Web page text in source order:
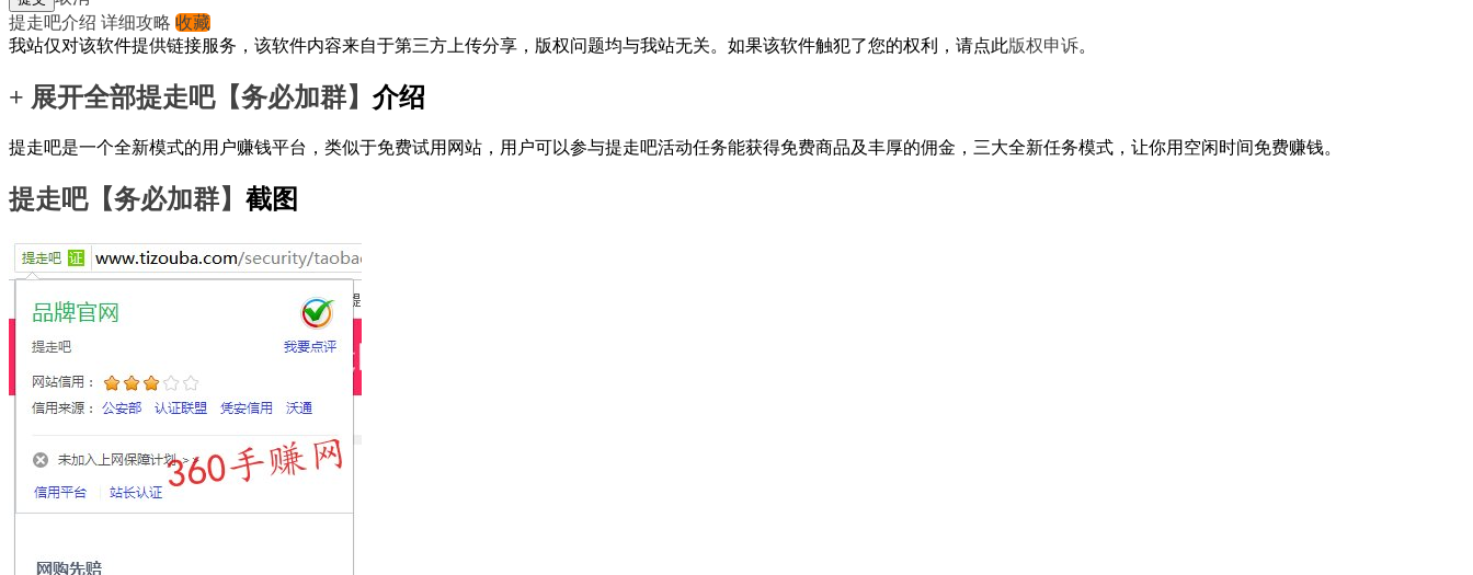
提走吧介绍 详细攻略 收藏
我站仅对该软件提供链接服务，该软件内容来自于第三方上传分享，版权问题均与我站无关。如果该软件触犯了您的权利，请点此版权申诉。
+ 展开全部提走吧【务必加群】 介绍
提走吧是一个全新模式的用户赚钱平台，类似于免费试用网站，用户可以参与提走吧活动任务能获得免费商品及丰厚的佣金，三大全新任务模式，让你用空闲时间免费赚钱。
提走吧【务必加群】 截图